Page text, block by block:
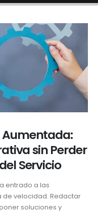
sin Perder
Servicio
entrado a las
velocidad. Redactar
soluciones y